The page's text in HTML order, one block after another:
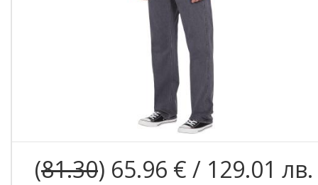
(81.30) 65.96 € / 129.01 лв.